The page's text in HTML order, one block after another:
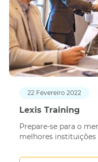
22 Fevereiro 2022
Lexis Training
Prepare-se para o
melhores instituições